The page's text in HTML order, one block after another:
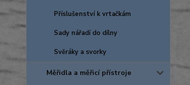
Příslušenství k vrtačkám
Sady nářadí do dílny
Svěráky a svorky
Měřidla a měřicí přístroje